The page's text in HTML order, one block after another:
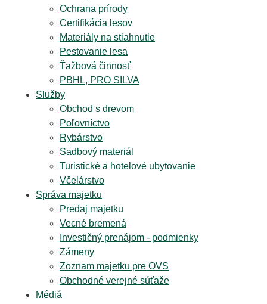
Ochrana prírody
Certifikácia lesov
Materiály na stiahnutie
Pestovanie lesa
Ťažbová činnosť
PBHL, PRO SILVA
Služby
Obchod s drevom
Poľovníctvo
Rybárstvo
Sadbový materiál
Turistické a hotelové ubytovanie
Včelárstvo
Správa majetku
Predaj majetku
Vecné bremená
Investičný prenájom - podmienky
Zámeny
Zoznam majetku pre OVS
Obchodné verejné súťaže
Médiá